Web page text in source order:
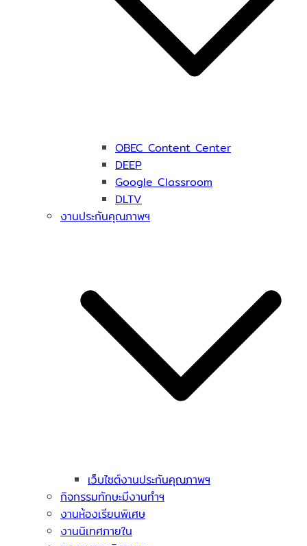
OBEC Content Center
DEEP
Google Classroom
DLTV
งานประกันคุณภาพฯ
เว็บไซต์งานประกันคุณภาพฯ
กิจกรรมทักษะมีงานทำฯ
งานห้องเรียนพิเศษ
งานนิเทศภายใน